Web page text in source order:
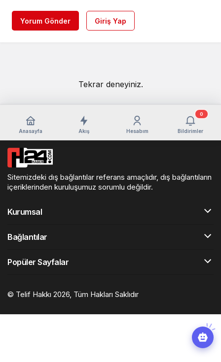
Yorum Gönder Giriş Yap
Tekrar deneyiniz.
Anasayfa Akış Hesabım Bildirimler
0
Sitemizdeki dış bağlantılar referans amaçlıdır, dış bağlantıların
içeriklerinden kuruluşumuz sorumlu değildir.
Kurumsal
Bağlantılar
Popüler Sayfalar
© Telif Hakkı 2026, Tüm Hakları Saklıdır